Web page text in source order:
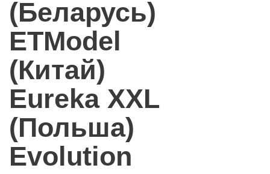
(Беларусь)
ETModel
(Китай)
Eureka XXL
(Польша)
Evolution